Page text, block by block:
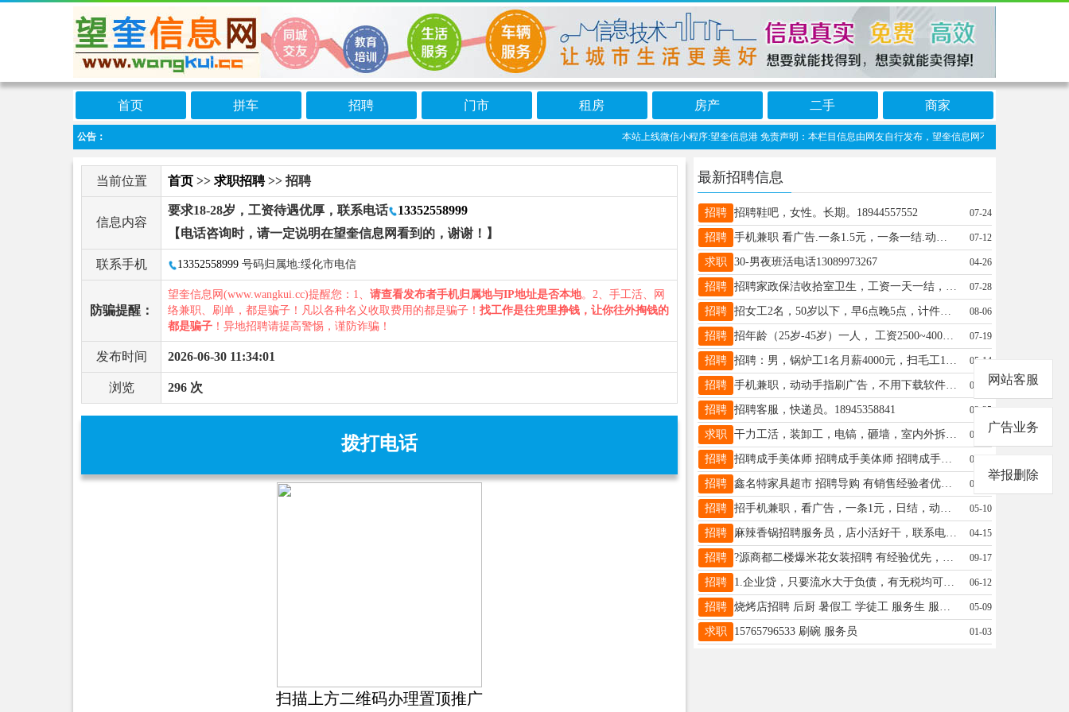
首页 拼车 招聘 门市 租房 房产 二手 商家
公告： 本站上线微信小程序:望奎信息港 免责声明：本栏目信息由网友自行发布，望奎信息网不承担任何责任！提
当前位置 首页 >> 求职招聘>> 招聘
信息内容
要求18-28岁，工资待遇优厚，联系电话
13352558999
【电话咨询时，请一定说明在望奎信息网看到的，谢谢！】
联系手机 13352558999 号码归属地:绥化市电信
防骗提醒：
望奎信息网(www.wangkui.cc)提醒您：1、 请查看发布者手机归属地与IP地址是否本地。2、手工活、网
络兼职、刷单，都是骗子！凡以各种名义收取费用的都是骗子！ 找工作是往兜里挣钱，让你往外掏钱的
都是骗子 ！异地招聘请提高警惕，谨防诈骗！
发布时间 2026-06-30 11:34:01
浏览 296 次
拨打电话
扫描上方二维码办理置顶推广
最新招聘信息
招聘 招聘鞋吧，女性。长期。18944557552 07-24
招聘 手机兼职 看广告.一条1.5元，一条一结.动动手指刷广告，不用下载软件，随时随地手机操作。简单易上手，业余时间就能做!全程无任何费用。 加：15645541097 07-12
求职 30-男夜班活电话13089973267 04-26
招聘 招聘家政保洁收拾室卫生，工资一天一结，适合陪读，有能干活的联系我13845558624 07-28
招聘 招女工2名，50岁以下，早6点晚5点，计件，黄纸打包，地址南门外，电话13555343976 08-06
招聘 招年龄（25岁-45岁）一人， 工资2500~4000有无经验均可免费培训保证三天上岗 （每月三天休假。 联系电话15776029528 07-19
招聘 招聘：男，锅炉工1名月薪4000元，扫毛工1名月薪5000，堵鼻眼工1名活不累月薪4000元（年龄56周岁以为）咨询：电话时间早7点--晚8点.联系人单女士15636502088 05-14
招聘 手机兼职，动动手指刷广告，不用下载软件，看一个广告一块钱，日结工资，多劳多得随时随地用手机操作。零门槛，简单易上手，业余时间就能做！全程无任何费用添加我微信:15793721398 04-23
招聘 招聘客服，快递员。18945358841 02-25
求职 干力工活，装卸工，电镐，砸墙，室内外拆除，搬搬抬抬，扛楼，搬家，清理室内，室外垃圾，家具按装等等各种小零活，电动三轮车出租，拉货，拉脚，送货都行。联系电话15945551104 07-02
招聘 招聘成手美体师 招聘成手美体师 招聘成手美体师月薪5000-10000（底薪➕阶梯式提成➕工资工龄）需要良好沟通能力爱岗敬业，品貌端正优先，电话17645914888 05-17
招聘 鑫名特家具超市 招聘导购 有销售经验者优先 电话:15645567487 地址:鑫源商都二楼南侧 05-23
招聘 招手机兼职，看广告，一条1元，日结，动动手指刷广告，不用下载软件，随时随地手机操作。零门槛，简单易上手，业余时间就能做!全程无任何费 加微：15546645371 05-10
招聘 麻辣香锅招聘服务员，店小活好干，联系电话17611526123 04-15
招聘 ?源商都二楼爆米花女装招聘 有经验优先，无经验踏实认学也可以，联系电话，18646961567，打电话时间早8点之后，晚8点之前。 09-17
招聘 1.企业贷，只要流水大于负债，有无税均可办理。2养殖贷。3，公积金各种业务。4 车贷，房贷二次贷。5，各种征信业务。以上业务都是个人一手渠道。费用低，效率高16604550655 06-12
招聘 烧烤店招聘 后厨 暑假工 学徒工 服务生 服务员 工作时间下午2点到凌晨2点 事少活少电话18946367713 05-09
求职 15765796533 刷碗 服务员 01-03
网站客服
广告业务
举报删除